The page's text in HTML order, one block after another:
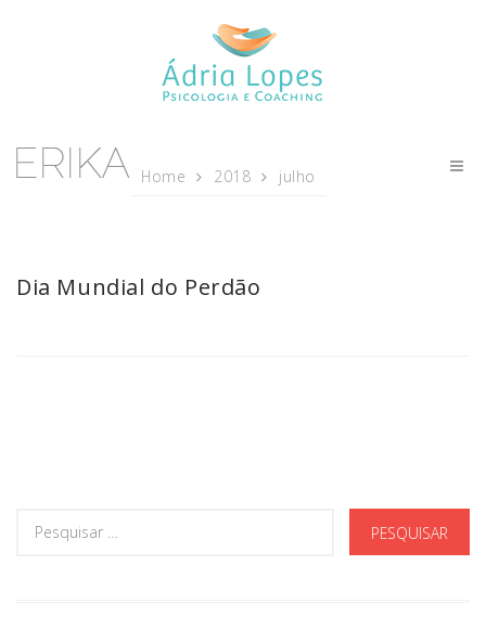
Home 2018 julho
Dia Mundial do Perdão